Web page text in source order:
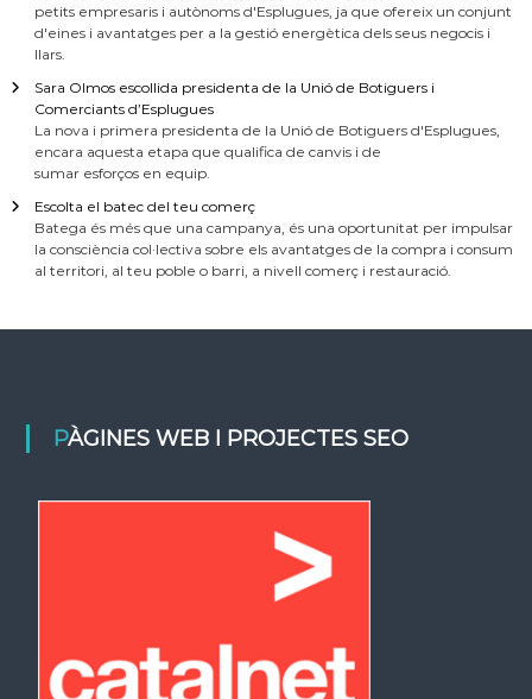
petits empresaris i autònoms d'Esplugues, ja que ofereix un conjunt
d'eines i avantatges per a la gestió energètica dels seus negocis i
llars.
Sara Olmos escollida presidenta de la Unió de Botiguers i
Comerciants d’Esplugues
La nova i primera presidenta de la Unió de Botiguers d'Esplugues,
encara aquesta etapa que qualifica de canvis i de
sumar esforços en equip.
Escolta el batec del teu comerç
Batega és més que una campanya, és una oportunitat per impulsar
la consciència col·lectiva sobre els avantatges de la compra i consum
al territori, al teu poble o barri, a nivell comerç i restauració.
PÀGINES WEB I PROJECTES SEO